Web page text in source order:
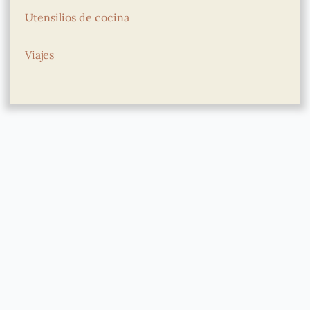
Utensilios de cocina
Viajes